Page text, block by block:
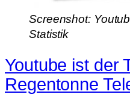
Screenshot:
Statistik
Youtube ist der
Regentonne